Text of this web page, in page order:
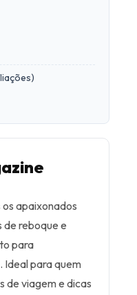
)
apaixonados
de reboque e
para
Ideal para quem
de viagem e dicas